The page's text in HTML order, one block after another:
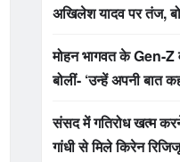
अखिलेश यादव पर तंज,
मोहन भागवत के Gen-Z
बोलीं- ‘उन्हें अपनी बात
संसद में गतिरोध खत्म
गांधी से मिले किरेन रिजिजू